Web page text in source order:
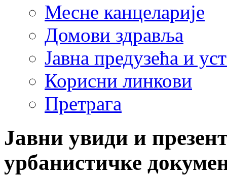
Месне канцеларије
Домови здравља
Јавна предузећа и
Корисни линкови
Претрага
Јавни увиди и
урбанистичке